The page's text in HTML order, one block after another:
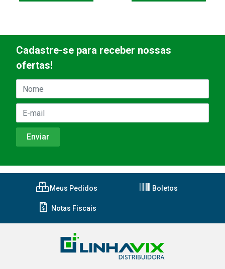
Cadastre-se para receber nossas
ofertas!
Meus Pedidos Boletos
Notas Fiscais